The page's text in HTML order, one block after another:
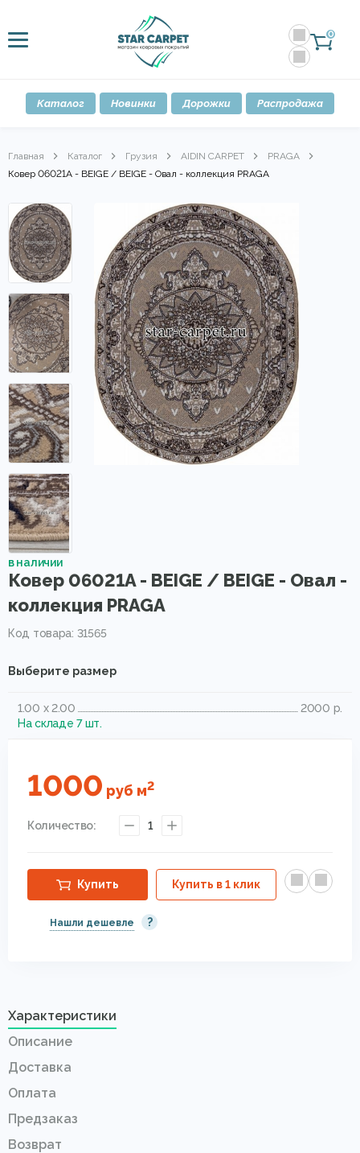
0
Каталог Новинки Дорожки Распродажа
Главная Каталог Грузия AIDIN CARPET
PRAGA
Ковер 06021A - BEIGE / BEIGE - Овал - коллекция PRAGA
в наличии
Ковер 06021A - BEIGE / BEIGE - Овал -
коллекция PRAGA
Код товара: 31565
Выберите размер
1.00 x 2.00
2000 р.
На складе 7 шт.
1000 руб м2
Количество: 1
Купить Купить в 1 клик
Нашли дешевле ?
Характеристики
Описание
Доставка
Оплата
Предзаказ
Возврат